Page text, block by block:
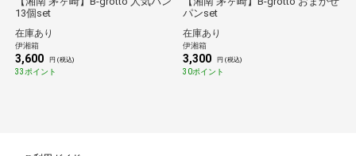
13個set
在庫あり
伊湘箱
3,600 円 (税込)
33ポイント
パンset
在庫あり
伊湘箱
3,300 円 (税込)
30ポイント